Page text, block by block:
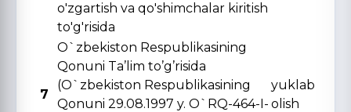
o'zgartish va qo'shimchalar kiritish
to'g'risida
7
O`zbekiston Respublikasining
Qonuni Ta’lim to’g’risida
(O`zbekiston Respublikasining
Qonuni 29.08.1997 y. O`RQ-464-I-
yuklab
olish